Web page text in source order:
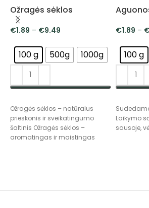
Ožragės sėklos
€1.89 – €9.49
100 g 500g 1000g
Ožragės sėklos – natūralus
prieskonis ir sveikatingumo
šaltinis Ožragės sėklos –
aromatingas ir maistingas
€1.89 –
100 g
Laikymo
sausoje,